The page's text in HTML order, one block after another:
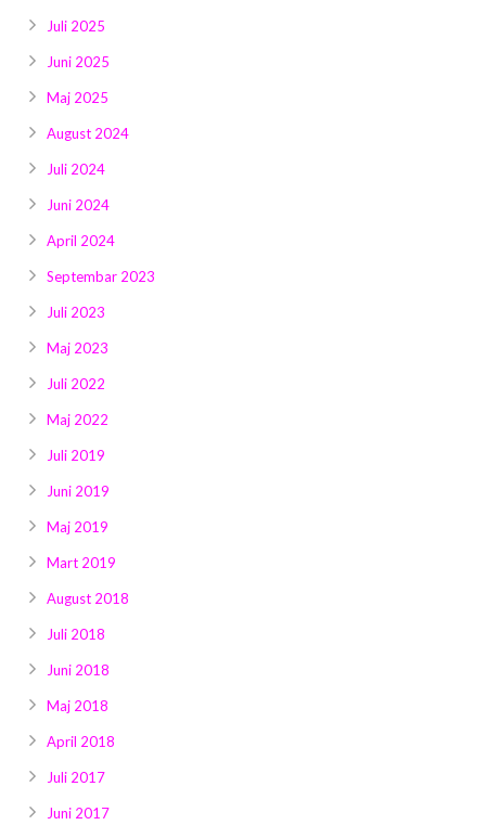
Juli 2025
Juni 2025
Maj 2025
August 2024
Juli 2024
Juni 2024
April 2024
Septembar 2023
Juli 2023
Maj 2023
Juli 2022
Maj 2022
Juli 2019
Juni 2019
Maj 2019
Mart 2019
August 2018
Juli 2018
Juni 2018
Maj 2018
April 2018
Juli 2017
Juni 2017